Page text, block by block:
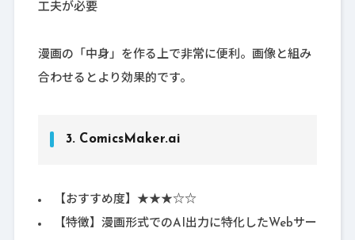
工夫が必要
漫画の「中身」を作る上で非常に便利。画像と組み
合わせるとより効果的です。
3. ComicsMaker.ai
【おすすめ度】★★★☆☆
【特徴】漫画形式でのAI出力に特化したWebサー